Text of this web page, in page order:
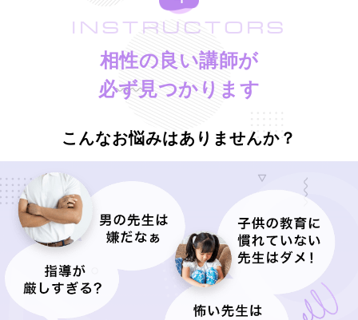
INSTRUCTORS
相性の良い講師が
必ず見つかります
こんなお悩みはありませんか？